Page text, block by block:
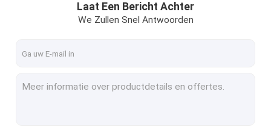
Francis Hydro Turbine
Lamp hidromassage Turbine
Laat Een Bericht Achter
We Zullen Snel Antwoorden